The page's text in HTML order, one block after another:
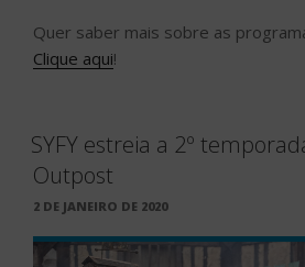
Quer saber mais sobre as
Clique aqui!
SYFY estreia a 2º
Outpost
PUBLICADO
2 DE JANEIRO DE 2020